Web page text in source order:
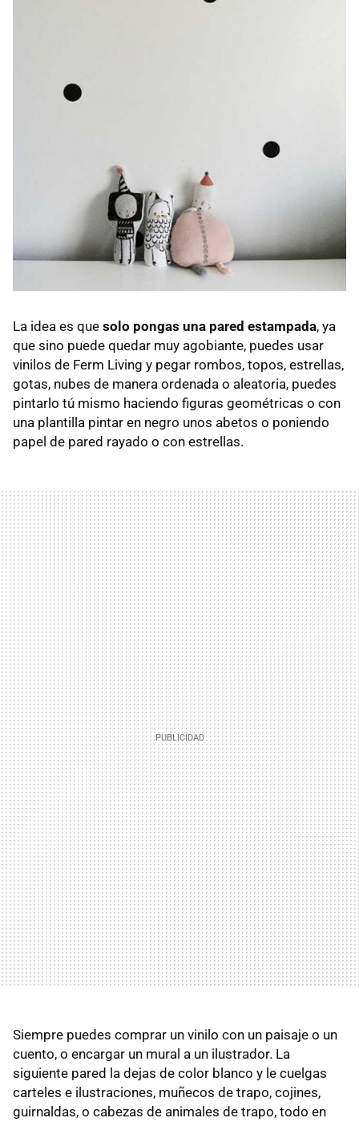
La idea es que solo pongas una pared estampada, ya
que sino puede quedar muy agobiante, puedes usar
vinilos de Ferm Living y pegar rombos, topos, estrellas,
gotas, nubes de manera ordenada o aleatoria, puedes
pintarlo tú mismo haciendo figuras geométricas o con
una plantilla pintar en negro unos abetos o poniendo
papel de pared rayado o con estrellas.
Siempre puedes comprar un vinilo con un paisaje o un
cuento, o encargar un mural a un ilustrador. La
siguiente pared la dejas de color blanco y le cuelgas
carteles e ilustraciones, muñecos de trapo, cojines,
guirnaldas, o cabezas de animales de trapo, todo en